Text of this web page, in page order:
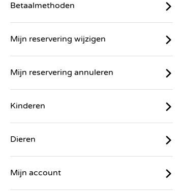
Betaalmethoden
Mijn reservering wijzigen
Mijn reservering annuleren
Kinderen
Dieren
Mijn account